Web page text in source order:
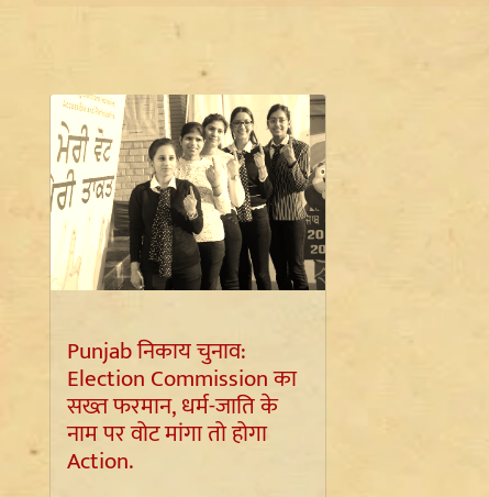
Punjab निकाय चुनाव:
Election Commission का
सख्त फरमान, धर्म-जाति के
नाम पर वोट मांगा तो होगा
Action.